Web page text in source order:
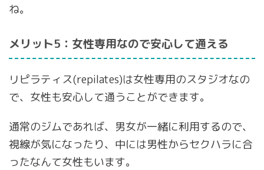
ね。
メリット5：女性専用なので安心して通える
リピラティス(repilates)は女性専用のスタジオなの
で、女性も安心して通うことができます。
通常のジムであれば、男女が一緒に利用するので、
視線が気になったり、中には男性からセクハラに合
ったなんて女性もいます。